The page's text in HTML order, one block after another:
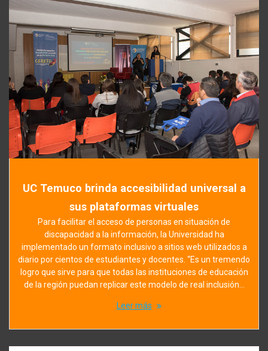
UC Temuco brinda accesibilidad universal a
sus plataformas virtuales
Para facilitar el acceso de personas en situación de
discapacidad a la información, la Universidad ha
implementado un formato inclusivo a sitios web utilizados a
diario por cientos de estudiantes y docentes. “Es un tremendo
logro que sirve para que todas las instituciones de educación
de la región puedan replicar este modelo de real inclusión…
Leer más